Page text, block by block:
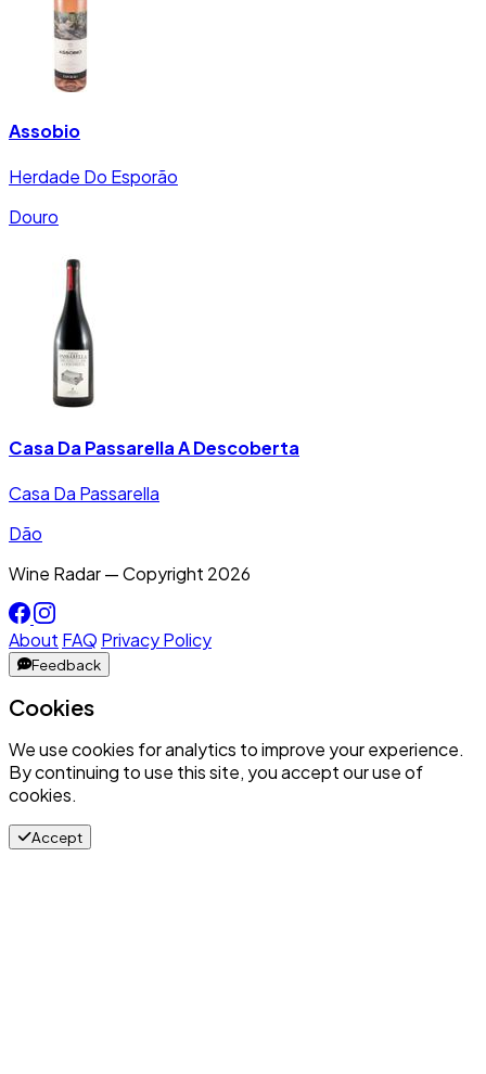
Assobio
Herdade Do Esporão
Douro
Casa Da Passarella A Descoberta
Casa Da Passarella
Dão
Wine Radar — Copyright 2026
About FAQ Privacy Policy
Feedback
Cookies
We use cookies for analytics to improve your experience.
By continuing to use this site, you accept our use of
cookies.
Accept